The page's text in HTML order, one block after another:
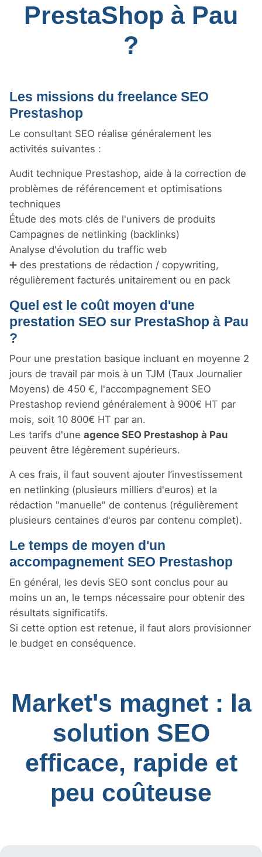
PrestaShop à Pau
?
Les missions du freelance SEO
Prestashop
Le consultant SEO réalise généralement les
activités suivantes :
Audit technique Prestashop, aide à la correction de
problèmes de référencement et optimisations
techniques
Étude des mots clés de l'univers de produits
Campagnes de netlinking (backlinks)
Analyse d'évolution du traffic web
➕ des prestations de rédaction / copywriting,
régulièrement facturés unitairement ou en pack
Quel est le coût moyen d'une
prestation SEO sur PrestaShop à Pau
?
Pour une prestation basique incluant en moyenne 2
jours de travail par mois à un TJM (Taux Journalier
Moyens) de 450 €, l'accompagnement SEO
Prestashop reviend généralement à 900€ HT par
mois, soit 10 800€ HT par an.
Les tarifs d'une agence SEO Prestashop à Pau
peuvent être légèrement supérieurs.
A ces frais, il faut souvent ajouter l’investissement
en netlinking (plusieurs milliers d'euros) et la
rédaction "manuelle" de contenus (régulièrement
plusieurs centaines d'euros par contenu complet).
Le temps de moyen d'un
accompagnement SEO Prestashop
En général, les devis SEO sont conclus pour au
moins un an, le temps nécessaire pour obtenir des
résultats significatifs.
Si cette option est retenue, il faut alors provisionner
le budget en conséquence.
Market's magnet : la
solution SEO
efficace, rapide et
peu coûteuse